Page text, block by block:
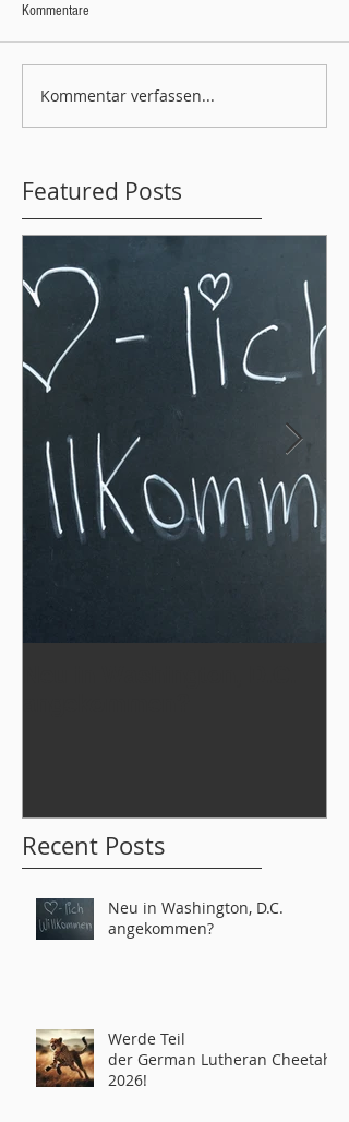
Kommentare
Kommentar verfassen...
Featured Posts
Recent Posts
Neu in Washington, D.C.
angekommen?
Werde Teil
der German Lutheran Cheetahs
2026!